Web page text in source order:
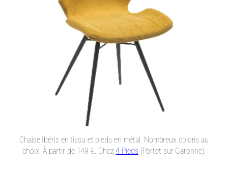
Chaise Ibéris en tissu et pieds en métal. Nombreux coloris au
choix. À partir de 149 €. Chez4-Pieds (Portet-sur-Garonne).